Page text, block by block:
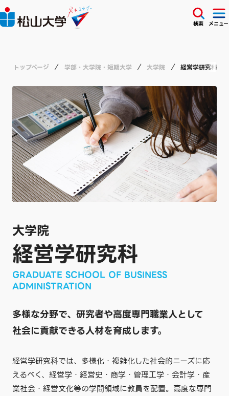
検索 メニュー
トップページ 学部・大学院・短期大学 大学院 経営学研究科
大学院
経営学研究科
GRADUATE SCHOOL OF BUSINESS
ADMINISTRATION
多様な分野で、研究者や高度専門職業人として
社会に貢献できる人材を育成します。
経営学研究科では、多様化・複雑化した社会的ニーズに応
えるべく、経営学・経営史・商学・管理工学・会計学・産
業社会・経営文化等の学問領域に教員を配置。高度な専門